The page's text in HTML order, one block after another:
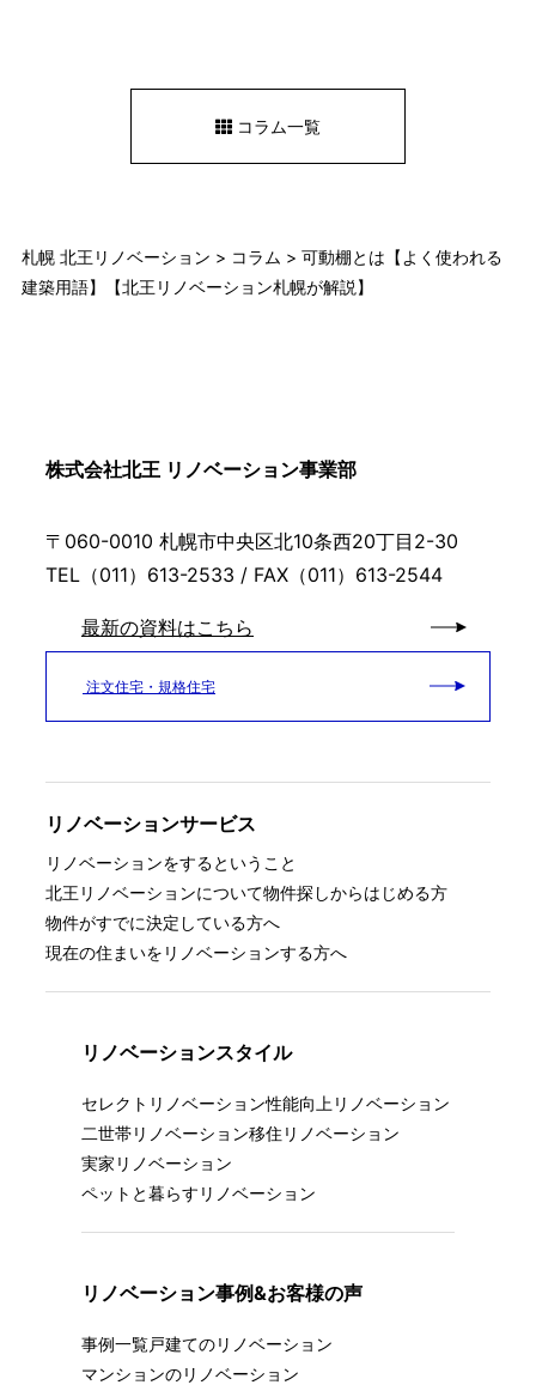
コラム一覧
札幌 北王リノベーション > コラム > 可動棚とは【よく使われる
建築用語】【北王リノベーション札幌が解説】
株式会社北王 リノベーション事業部
〒060-0010 札幌市中央区北10条西20丁目2-30
TEL（011）613-2533 / FAX（011）613-2544
最新の資料はこちら
注文住宅・規格住宅
リノベーションサービス
リノベーションをするということ
北王リノベーションについて物件探しからはじめる方
物件がすでに決定している方へ
現在の住まいをリノベーションする方へ
リノベーションスタイル
セレクトリノベーション性能向上リノベーション
二世帯リノベーション移住リノベーション
実家リノベーション
ペットと暮らすリノベーション
リノベーション事例&お客様の声
事例一覧戸建てのリノベーション
マンションのリノベーション